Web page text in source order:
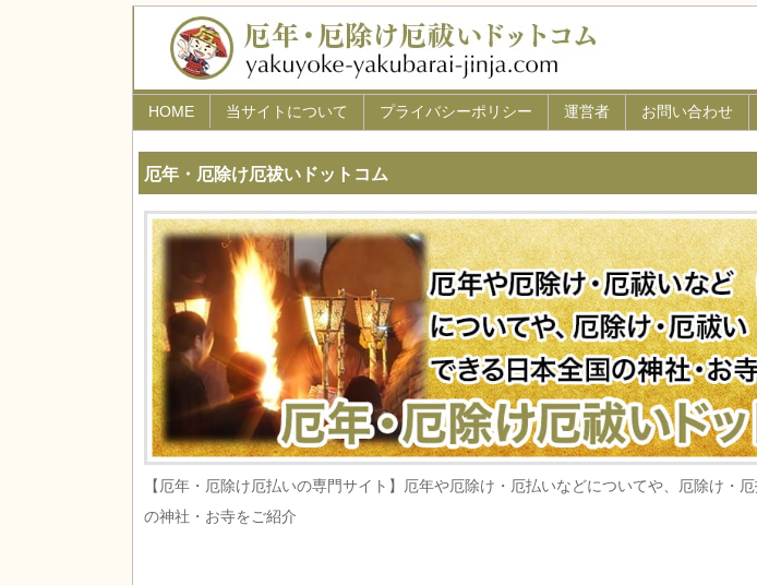
厄年・厄除け厄祓いドットコム
【厄年・厄除け厄払いの専門サイト】厄年や厄除け・厄払いなどについてや、厄除け・
の神社・お寺をご紹介
HOME 当サイトについて プライバシーポリシー 運営者 お問い合わせ